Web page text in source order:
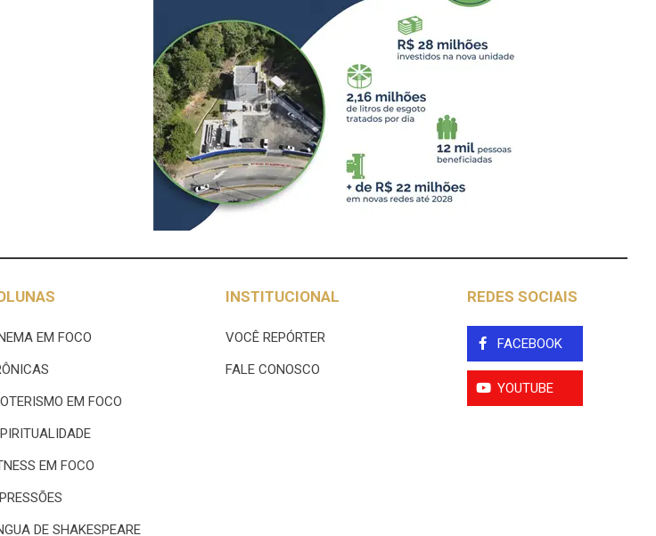
EM FOCO
EM FOCO
EM FOCO
DE SHAKESPEARE
INSTITUCIONAL
VOCÊ REPÓRTER
FALE CONOSCO
REDES SOCIAIS
FACEBOOK
YOUTUBE